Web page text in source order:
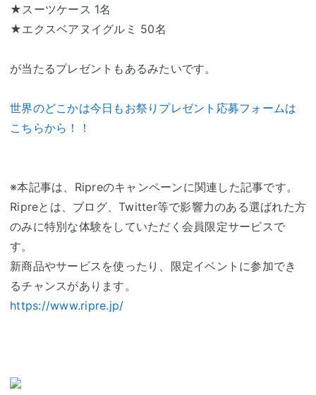
★スーツケース 1名
★エクスベアヌイグルミ 50名
が当たるプレゼントもあるみたいです。
世界のどこかは今日もお祭りプレゼント応募フォームは
こちらから！！
※本記事は、Ripreのキャンペーンに関連した記事です。
Ripreとは、ブログ、Twitter等で影響力のある選ばれた方
のみに特別な体験をしていただく会員限定サービスで
す。
新商品やサービスを使ったり、限定イベントに参加でき
るチャンスがあります。
https://www.ripre.jp/